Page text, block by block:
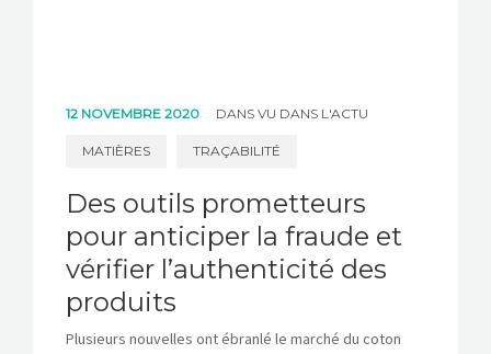
12 NOVEMBRE 2020 DANS VU DANS L'ACTU
MATIÈRES TRAÇABILITÉ
Des outils prometteurs
pour anticiper la fraude et
vérifier l’authenticité des
produits
Plusieurs nouvelles ont ébranlé le marché du coton